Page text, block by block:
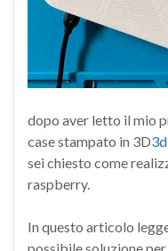
dopo aver letto il mio
case stampato in 3D
sei chiesto come
raspberry.
In questo articolo